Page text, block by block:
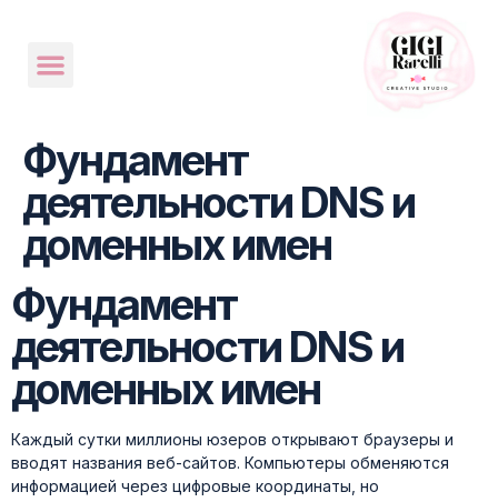
Фундамент
деятельности DNS и
доменных имен
Фундамент
деятельности DNS и
доменных имен
Каждый сутки миллионы юзеров открывают браузеры и
вводят названия веб-сайтов. Компьютеры обменяются
информацией через цифровые координаты, но